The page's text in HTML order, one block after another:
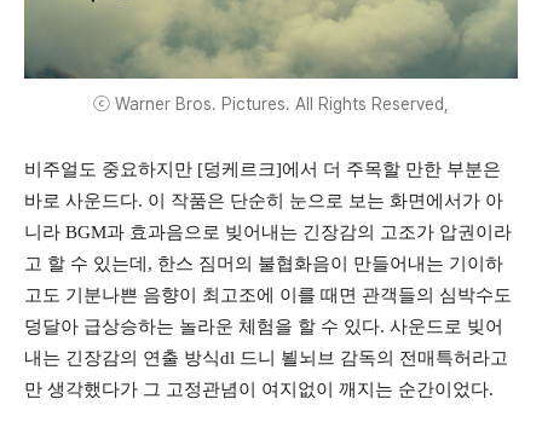
ⓒ Warner Bros. Pictures. All Rights Reserved,
비주얼도 중요하지만 [덩케르크]에서 더 주목할 만한 부분은
바로 사운드다. 이 작품은 단순히 눈으로 보는 화면에서가 아
니라 BGM과 효과음으로 빚어내는 긴장감의 고조가 압권이라
고 할 수 있는데, 한스 짐머의 불협화음이 만들어내는 기이하
고도 기분나쁜 음향이 최고조에 이를 때면 관객들의 심박수도
덩달아 급상승하는 놀라운 체험을 할 수 있다. 사운드로 빚어
내는 긴장감의 연출 방식dl 드니 뵐뇌브 감독의 전매특허라고
만 생각했다가 그 고정관념이 여지없이 깨지는 순간이었다.